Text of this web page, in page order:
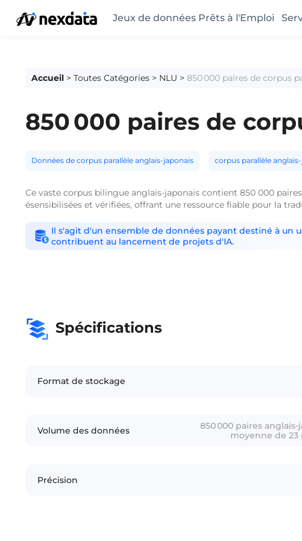
Jeux de données Prêts à l'Emploi
Accueil > Toutes Catégories > NLU > 850 000 paires de corpus
850 000 paires de
Données de corpus parallèle anglais-japonais corpus parallèle
Ce vaste corpus bilingue anglais-japonais contient 850 000
ésensibilisées et vérifiées, offrant une ressource fiable pour la
Il s'agit d'un ensemble de données payant destiné à un
contribuent au lancement de projets d'IA.
Spécifications
Format de stockage
Volume des données
850 000 paires
moyenne de 23
Précision